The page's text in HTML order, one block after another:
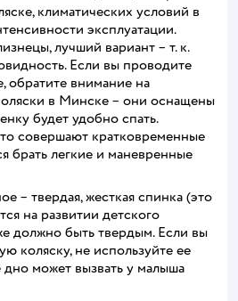
климатических условий в
эксплуатации.
лучший вариант – т. к.
Если вы проводите
обратите внимание на
в Минске – они оснащены
будет удобно спать.
совершают кратковременные
брать легкие и маневренные
– твердая, жесткая спинка (это
на развитии детского
должно быть твердым. Если вы
коляску, не используйте ее
может вызвать у малыша